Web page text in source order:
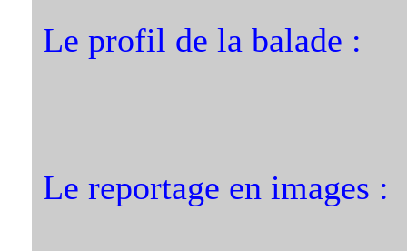
Le profil de la balade :
Le reportage en images :